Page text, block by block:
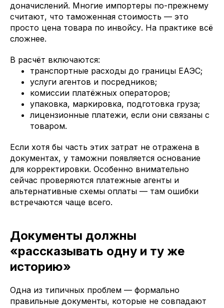
доначислений. Многие импортеры по-прежнему
считают, что таможенная стоимость — это
просто цена товара по инвойсу. На практике всё
сложнее.
В расчёт включаются:
транспортные расходы до границы ЕАЭС;
услуги агентов и посредников;
комиссии платёжных операторов;
упаковка, маркировка, подготовка груза;
лицензионные платежи, если они связаны с
товаром.
Если хотя бы часть этих затрат не отражена в
документах, у таможни появляется основание
для корректировки. Особенно внимательно
сейчас проверяются платежные агенты и
альтернативные схемы оплаты — там ошибки
встречаются чаще всего.
Документы должны
«рассказывать одну и ту же
историю»
Одна из типичных проблем — формально
правильные документы, которые не совпадают